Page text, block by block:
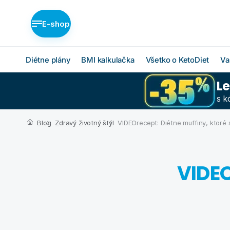
E-shop
Diétne plány
Nízka nadváha (BASIC)
BMI kalkulačka Všetko o KetoDiet
Ako KetoDiet funguje
O proteínovej diéte
Ketóza
BMI kalkulačka
s
Blog Zdravý životný štýl VIDEOrecept: Diétne muffiny, ktoré